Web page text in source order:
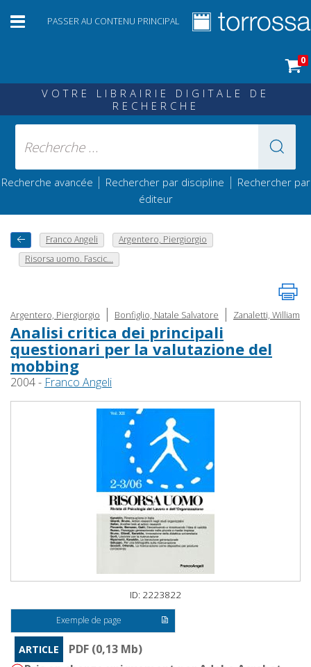
PASSER AU CONTENU PRINCIPAL
0
VOTRE LIBRAIRIE DIGITALE DE
RECHERCHE
Recherche avancée | Rechercher par discipline | Rechercher par
éditeur
Franco Angeli
Argentero, Piergiorgio
Risorsa uomo. Fascic...
Argentero, Piergiorgio | Bonfiglio, Natale Salvatore | Zanaletti, William
Analisi critica dei principali
questionari per la valutazione del
mobbing
2004 - Franco Angeli
ID: 2223822
Exemple de page
ARTICLE
PDF (0,13 Mb)